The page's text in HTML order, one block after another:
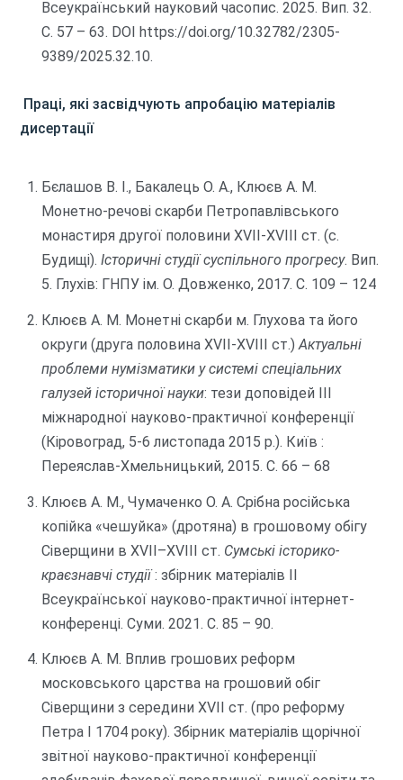
Всеукраїнський науковий часопис. 2025. Вип. 32.
С. 57 – 63. DOI https://doi.org/10.32782/2305-
9389/2025.32.10.
Праці, які засвідчують апробацію матеріалів
дисертації
Бєлашов В. І., Бакалець О. А., Клюєв А. М.
Монетно-речові скарби Петропавлівського
монастиря другої половини ХVII-ХVIII ст. (с.
Будищі).Історичні студії суспільного прогресу. Вип.
5. Глухів: ГНПУ ім. О. Довженко, 2017. С. 109 – 124
Клюєв А. М. Монетні скарби м. Глухова та його
округи (друга половина ХVII-ХVIII ст.)Актуальні
проблеми нумізматики у системі спеціальних
галузей історичної науки: тези доповідей ІІІ
міжнародної науково-практичної конференції
(Кіровоград, 5-6 листопада 2015 р.). Київ :
Переяслав-Хмельницький, 2015. С. 66 – 68
Клюєв А. М., Чумаченко О. А. Срібна російська
копійка «чешуйка» (дротяна) в грошовому обігу
Сіверщини в ХVII–XVIII ст. Сумські історико-
краєзнавчі студії: збірник матеріалів ІІ
Всеукраїнської науково-практичної інтернет-
конференці. Суми. 2021. С. 85 – 90.
Клюєв А. М. Вплив грошових реформ
московського царства на грошовий обіг
Сіверщини з середини XVII ст. (про реформу
Петра І 1704 року). Збірник матеріалів щорічної
звітної науково-практичної конференції